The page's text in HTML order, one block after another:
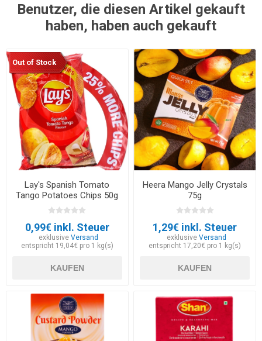
Benutzer, die diesen Artikel gekauft
haben, haben auch gekauft
Out of Stock
Lay's Spanish Tomato
Tango Potatoes Chips 50g
0,99€ inkl. Steuer
exklusiveVersand
entspricht 19,04€ pro 1 kg(s)
KAUFEN
Heera Mango Jelly Crystals
75g
1,29€ inkl. Steuer
exklusive Versand
entspricht 17,20€ pro 1 kg(s)
KAUFEN